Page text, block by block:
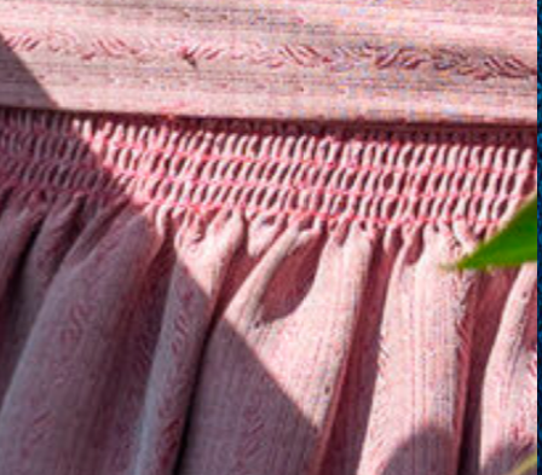
HIER FINDEN SIE
IHREN TRAUMJOB
WIR SCHÄTZEN UND WÜRDIGEN DAS ENGAGEMENT